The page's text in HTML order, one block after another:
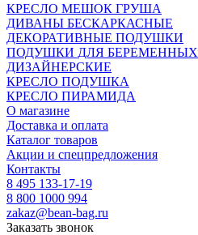
КРЕСЛО МЕШОК ГРУША
ДИВАНЫ БЕСКАРКАСНЫЕ
ДЕКОРАТИВНЫЕ ПОДУШКИ
ПОДУШКИ ДЛЯ БЕРЕМЕННЫХ
ДИЗАЙНЕРСКИЕ
КРЕСЛО ПОДУШКА
КРЕСЛО ПИРАМИДА
О магазине
Доставка и оплата
Каталог товаров
Акции и спецпредложения
Контакты
8 495 133-17-19
8 800 1000 994
zakaz@bean-bag.ru
Заказать звонок